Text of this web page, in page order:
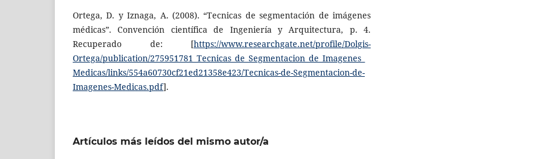
Ortega, D. y Iznaga, A. (2008). “Tecnicas de segmentación de imágenes
médicas”. Convención científica de Ingeniería y Arquitectura, p. 4.
Recuperado de: [https://www.researchgate.net/profile/Dolgis-
Ortega/publication/275951781_Tecnicas_de_Segmentacion_de_Imagenes_
Medicas/links/554a60730cf21ed21358e423/Tecnicas-de-Segmentacion-de-
Imagenes-Medicas.pdf].
Artículos más leídos del mismo autor/a